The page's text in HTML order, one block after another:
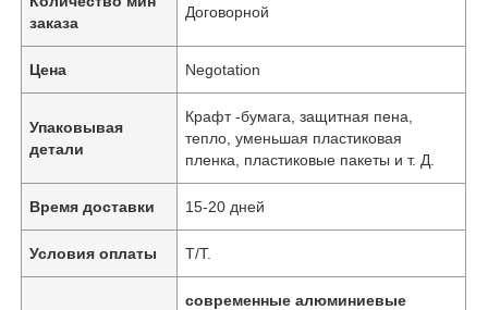
заказа
Договорной
Цена Negotation
Упаковывая
детали
Крафт -бумага, защитная пена,
тепло, уменьшая пластиковая
пленка, пластиковые пакеты и т. Д.
Время доставки 15-20 дней
Условия оплаты T/T.
современные алюминиевые